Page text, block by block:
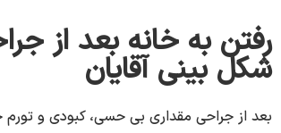
رفتن به خانه بعد از
شکل بینی آقایان
بعد از جراحی مقداری بی حسی، کبودی و تورم